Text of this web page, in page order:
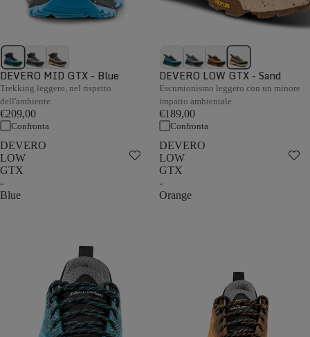
DEVERO MID GTX - Blue
Trekking leggero, nel rispetto
dell'ambiente.
€209,00
Confronta
DEVERO LOW GTX - Sand
Escursionismo leggero con un minore
impatto ambientale.
€189,00
Confronta
DEVERO
LOW
GTX
-
Blue
DEVERO
LOW
GTX
-
Orange